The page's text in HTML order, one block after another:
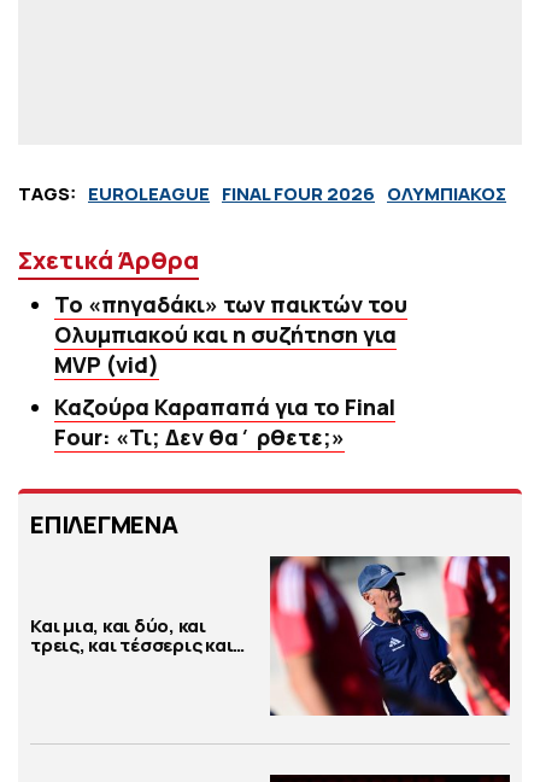
TAGS: EUROLEAGUE FINAL FOUR 2026 ΟΛΥΜΠΙΑΚΟΣ
Σχετικά Άρθρα
Το «πηγαδάκι» των παικτών του
Ολυμπιακού και η συζήτηση για
MVP (vid)
Καζούρα Καραπαπά για το Final
Four: «Τι; Δεν θα΄ ρθετε;»
ΕΠΙΛΕΓΜΕΝΑ
Και μια, και δύο, και
τρεις, και τέσσερις και…